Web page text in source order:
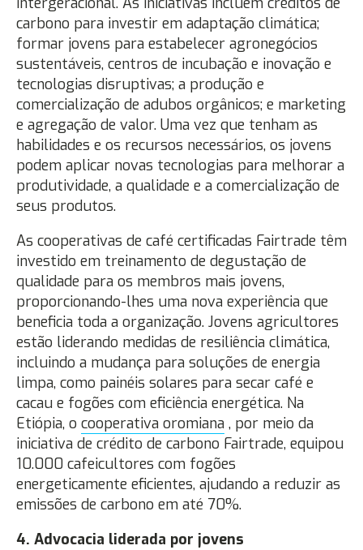
carbono para investir em adaptação climática;
formar jovens para estabelecer agronegócios
sustentáveis, centros de incubação e inovação e
tecnologias disruptivas; a produção e
comercialização de adubos orgânicos; e marketing
e agregação de valor. Uma vez que tenham as
habilidades e os recursos necessários, os jovens
podem aplicar novas tecnologias para melhorar a
produtividade, a qualidade e a comercialização de
seus produtos.
As cooperativas de café certificadas Fairtrade têm
investido em treinamento de degustação de
qualidade para os membros mais jovens,
proporcionando-lhes uma nova experiência que
beneficia toda a organização. Jovens agricultores
estão liderando medidas de resiliência climática,
incluindo a mudança para soluções de energia
limpa, como painéis solares para secar café e
cacau e fogões com eficiência energética. Na
Etiópia, o cooperativa oromiana , por meio da
iniciativa de crédito de carbono Fairtrade, equipou
10.000 cafeicultores com fogões
energeticamente eficientes, ajudando a reduzir as
emissões de carbono em até 70%.
4. Advocacia liderada por jovens